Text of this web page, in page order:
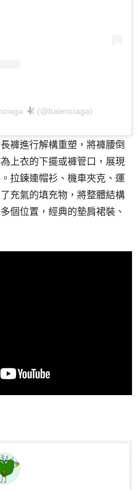
(@balenciaga)
褲進行解構重塑，將褲腰倒
上衣的下擺或褲管口，展現
拉鍊連帽衫、機車夾克、運
充氣的填充物，將整體結構
個位置，經典的墊肩裙裝、